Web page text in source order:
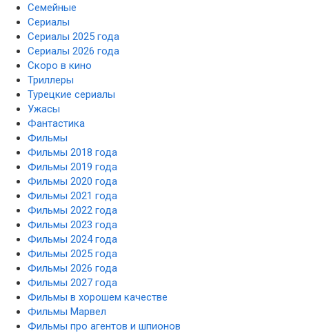
Семейные
Сериалы
Сериалы 2025 года
Сериалы 2026 года
Скоро в кино
Триллеры
Турецкие сериалы
Ужасы
Фантастика
Фильмы
Фильмы 2018 года
Фильмы 2019 года
Фильмы 2020 года
Фильмы 2021 года
Фильмы 2022 года
Фильмы 2023 года
Фильмы 2024 года
Фильмы 2025 года
Фильмы 2026 года
Фильмы 2027 года
Фильмы в хорошем качестве
Фильмы Марвел
Фильмы про агентов и шпионов